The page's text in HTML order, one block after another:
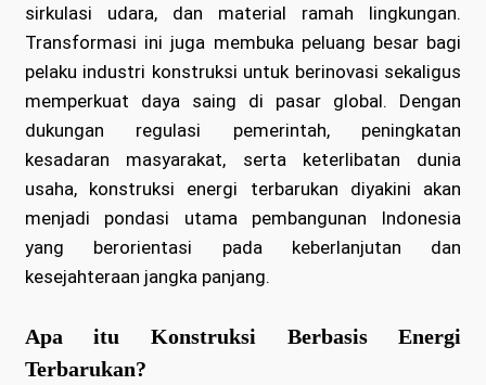
sirkulasi udara, dan material ramah lingkungan.
Transformasi ini juga membuka peluang besar bagi
pelaku industri konstruksi untuk berinovasi sekaligus
memperkuat daya saing di pasar global. Dengan
dukungan regulasi pemerintah, peningkatan
kesadaran masyarakat, serta keterlibatan dunia
usaha, konstruksi energi terbarukan diyakini akan
menjadi pondasi utama pembangunan Indonesia
yang berorientasi pada keberlanjutan dan
kesejahteraan jangka panjang.
Apa itu Konstruksi Berbasis Energi
Terbarukan?